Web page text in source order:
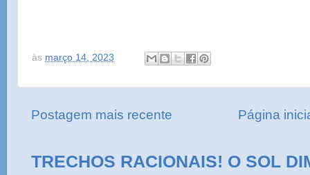
às março 14, 2023
Postagem mais recente Página
TRECHOS RACIONAIS! O SOL